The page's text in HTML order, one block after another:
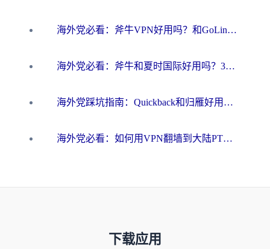
海外党必看：斧牛VPN好用吗？和GoLinkVPN对比哪个回国效果更好？
海外党必看：斧牛和夏时国际好用吗？3步选对回国加速器，无缝刷国内资源
海外党踩坑指南：Quickback和归雁好用吗？选对加速器才能无缝刷国内资源
海外党必看：如何用VPN翻墙到大陆PTT？一篇解决你所有回国加速痛点
下载应用